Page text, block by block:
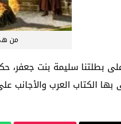
من
بطلتنا سليمة بنت جعفر،
بها الكتاب العرب